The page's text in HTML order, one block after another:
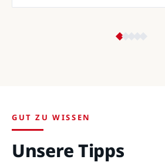
GUT ZU WISSEN
Unsere Tipps